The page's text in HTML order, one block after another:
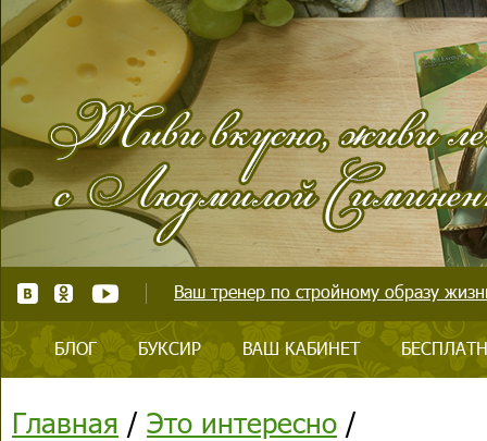
Ваш тренер по стройному образу
БЛОГ БУКСИР ВАШ КАБИНЕТ
Главная / Это интересно /